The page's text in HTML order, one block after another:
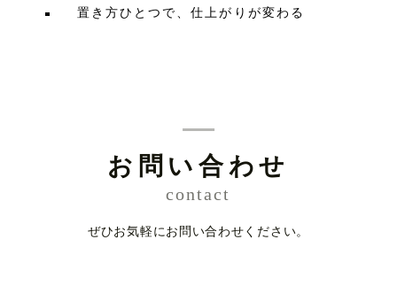
置き方ひとつで、仕上がりが変わる
お問い合わせ
contact
ぜひお気軽にお問い合わせください。